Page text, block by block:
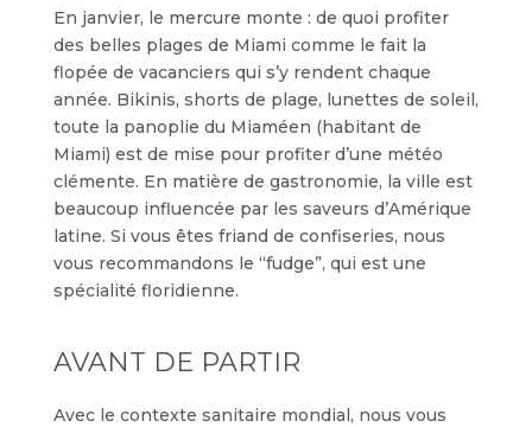
En janvier, le mercure monte : de quoi profiter
des belles plages de Miami comme le fait la
flopée de vacanciers qui s’y rendent chaque
année. Bikinis, shorts de plage, lunettes de soleil,
toute la panoplie du Miaméen (habitant de
Miami) est de mise pour profiter d’une météo
clémente. En matière de gastronomie, la ville est
beaucoup influencée par les saveurs d’Amérique
latine. Si vous êtes friand de confiseries, nous
vous recommandons le “fudge”, qui est une
spécialité floridienne.
AVANT DE PARTIR
Avec le contexte sanitaire mondial, nous vous